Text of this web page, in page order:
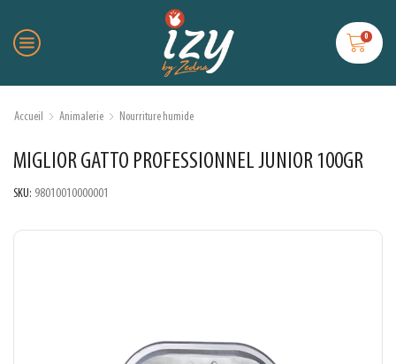
0
Accueil Animalerie Nourriture humide
MIGLIOR GATTO PROFESSIONNEL JUNIOR 100GR
SKU: 98010010000001